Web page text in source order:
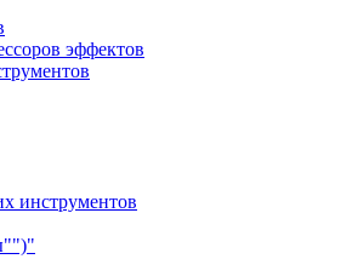
эффектов
инструментов